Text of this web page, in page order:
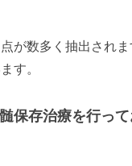
が数多く抽出されま
す。
保存治療を行って